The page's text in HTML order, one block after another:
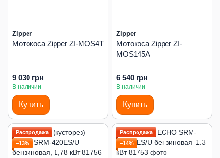
Zipper
Мотокоса Zipper ZI-MOS4T
9 030 грн
В наличии
Купить
Zipper
Мотокоса Zipper ZI-
MOS145A
6 540 грн
В наличии
Купить
Распродажа
−13%
Распродажа
−14%